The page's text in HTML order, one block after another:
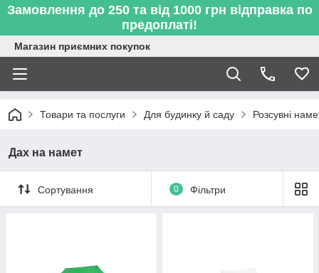
Замовлення до 250 та від 1000 грн відправка по
предоплаті!
Магазин приємних покупок
Товари та послуги Для будинку й саду Розсувні
Дах на намет
Сортування 0 Фільтри